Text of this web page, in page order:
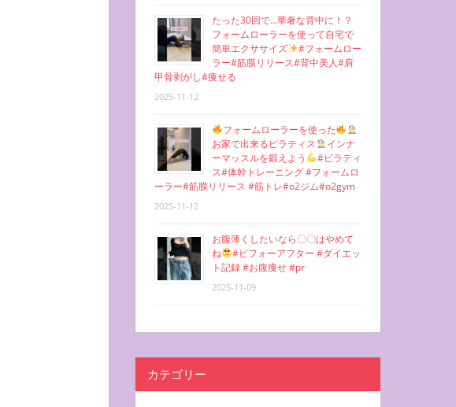
たった30回で…華奢な背中に！？
フォームローラーを使って自宅で
簡単エクササイズ
#フォームロー
ラー#筋膜リリース#背中美人#肩
甲骨剥がし#痩せる
2025-11-12
フォームローラーを使った
お家で出来るピラティス
インナ
ーマッスルを鍛えよう
#ピラティ
ス#体幹トレーニング #フォームロ
ーラー#筋膜リリース #筋トレ#o2ジム#o2gym
2025-11-12
お腹薄くしたいなら〇〇はやめて
ね
#ビフォーアフター #ダイエッ
ト記録 #お腹痩せ #pr
2025-11-09
カテゴリー